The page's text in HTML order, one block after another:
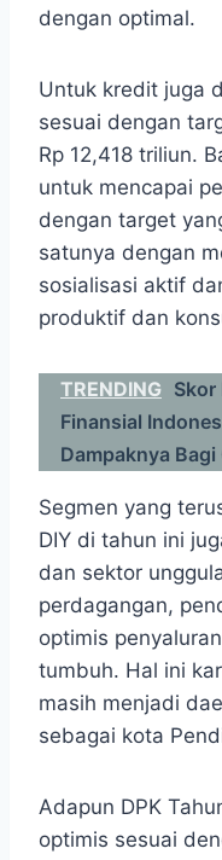
dengan optimal.
Untuk kredit juga
sesuai dengan
Rp 12,418 triliun.
untuk mencapai
dengan target
satunya dengan
sosialisasi aktif
produktif dan
TRENDING Skor
Finansial
Dampaknya
Segmen yang
DIY di tahun ini
dan sektor
perdagangan,
optimis
tumbuh. Hal ini
masih menjadi
sebagai kota
Adapun DPK
optimis sesuai